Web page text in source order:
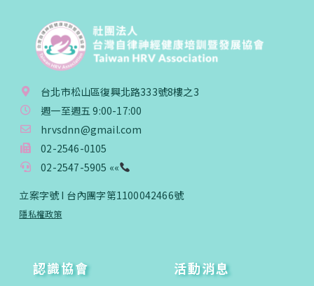
台北市松山區復興北路333號8樓之3
週一至週五 9:00-17:00
hrvsdnn@gmail.com
02-2546-0105
02-2547-5905 ««
立案字號 I 台內團字第1100042466號
隱私權政策
認識協會
活動消息